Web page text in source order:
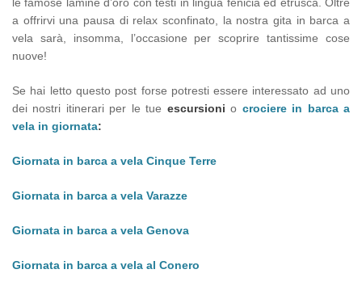
a offrirvi una pausa di relax sconfinato, la nostra gita in barca a
vela sarà, insomma, l’occasione per scoprire tantissime cose
nuove!
Se hai letto questo post forse potresti essere interessato ad uno
dei nostri itinerari per le tue escursionio crociere in barca a
vela in giornata:
Giornata in barca a vela Cinque Terre
Giornata in barca a vela Varazze
Giornata in barca a vela Genova
Giornata in barca a vela al Conero